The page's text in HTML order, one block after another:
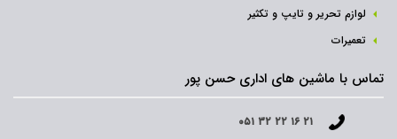
لوازم تحریر و تایپ و تکثیر
تعمیرات
تماس با ماشین های اداری حسن پور
۰۵۱ ۳۲ ۲۲ ۱۶ ۲۱